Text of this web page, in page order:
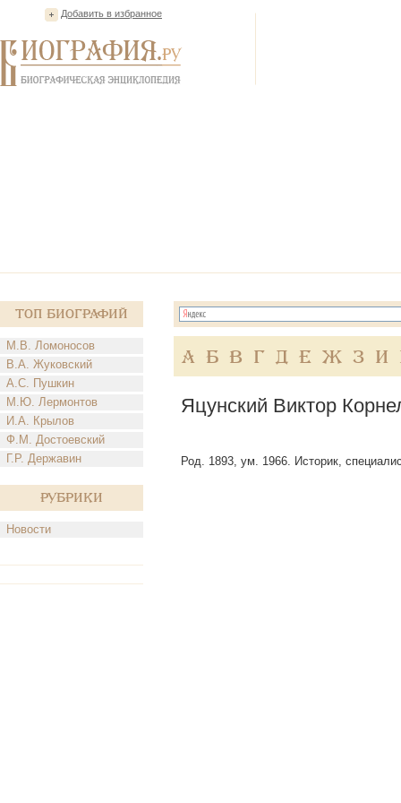
Добавить в избранное
Топ Биографий
М.В. Ломоносов
В.А. Жуковский
А.С. Пушкин
М.Ю. Лермонтов
И.А. Крылов
Ф.М. Достоевский
Г.Р. Державин
Рубрики
Новости
А Б В Г Д Е Ж З И
Яцунский Виктор
Род. 1893, ум. 1966. Историк,